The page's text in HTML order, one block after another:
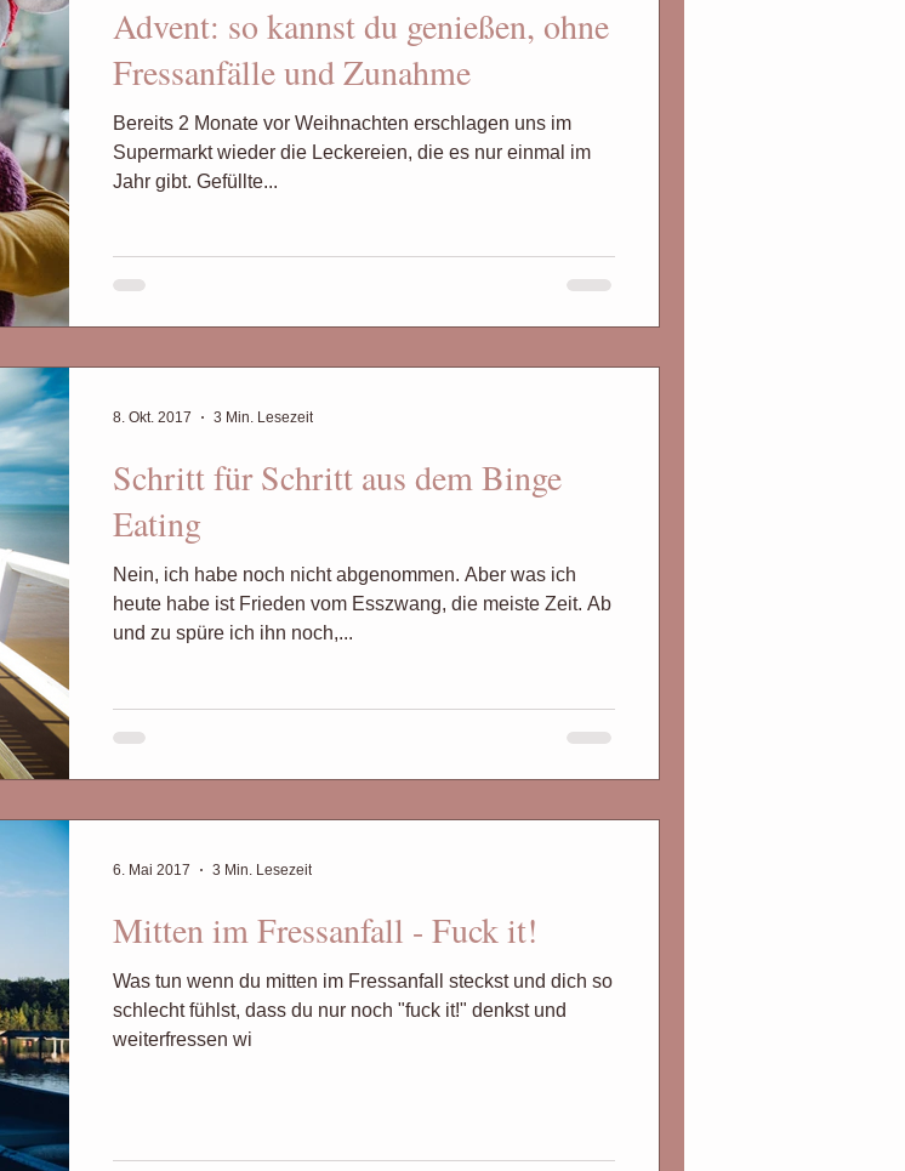
Advent: so kannst du genießen, ohne
Fressanfälle und Zunahme
Bereits 2 Monate vor Weihnachten erschlagen uns im
Supermarkt wieder die Leckereien, die es nur einmal im
Jahr gibt. Gefüllte...
Schritt für Schritt aus dem Binge
Eating
Nein, ich habe noch nicht abgenommen. Aber was ich
heute habe ist Frieden vom Esszwang, die meiste Zeit. Ab
und zu spüre ich ihn noch,...
8. Okt. 2017 3 Min. Lesezeit
Mitten im Fressanfall - Fuck it!
Was tun wenn du mitten im Fressanfall steckst und dich so
schlecht fühlst, dass du nur noch "fuck it!" denkst und
weiterfressen wi
6. Mai 2017 3 Min. Lesezeit